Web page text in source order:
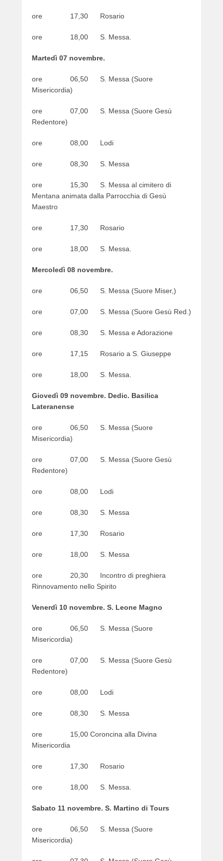
ore 17,30 Rosario
ore 18,00 S. Messa.
Martedì 07 novembre.
ore 06,50 S. Messa (Suore
Misericordia)
ore 07,00 S. Messa (Suore Gesù
Redentore)
ore 08,00 Lodi
ore 08,30 S. Messa
ore 15,30 S. Messa al cimitero di
Mentana animata dalla Parrocchia di Gesù
Maestro
ore 17,30 Rosario
ore 18,00 S. Messa.
Mercoledì 08 novembre.
ore 06,50 S. Messa (Suore Miser,)
ore 07,00 S. Messa (Suore Gesù Red.)
ore 08,30 S. Messa e Adorazione
ore 17,15 Rosario a S. Giuseppe
ore 18,00 S. Messa.
Giovedì 09 novembre. Dedic. Basilica
Lateranense
ore 06,50 S. Messa (Suore
Misericordia)
ore 07,00 S. Messa (Suore Gesù
Redentore)
ore 08,00 Lodi
ore 08,30 S. Messa
ore 17,30 Rosario
ore 18,00 S. Messa
ore 20,30 Incontro di preghiera
Rinnovamento nello Spirito
Venerdì 10 novembre. S. Leone Magno
ore 06,50 S. Messa (Suore
Misericordia)
ore 07,00 S. Messa (Suore Gesù
Redentore)
ore 08,00 Lodi
ore 08,30 S. Messa
ore 15,00 Coroncina alla Divina
Misericordia
ore 17,30 Rosario
ore 18,00 S. Messa.
Sabato 11 novembre. S. Martino di Tours
ore 06,50 S. Messa (Suore
Misericordia)